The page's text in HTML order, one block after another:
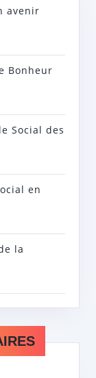
avenir
Bonheur
Social des
en
la